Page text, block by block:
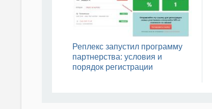
Реплекс запустил программу
партнерства: условия и
порядок регистрации